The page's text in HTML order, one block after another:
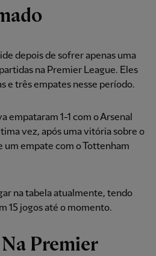
depois de sofrer apenas uma
na Premier League. Eles
e três empates nesse período.
empataram 1-1 com o Arsenal
vez, após uma vitória sobre o
um empate com o Tottenham
na tabela atualmente, tendo
15 jogos até o momento.
Premier